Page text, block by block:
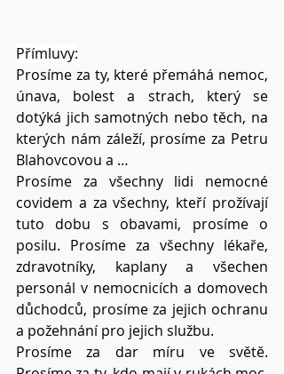
Přímluvy:
Prosíme za ty, které přemáhá nemoc,
únava, bolest a strach, který se
dotýká jich samotných nebo těch, na
kterých nám záleží, prosíme za Petru
Blahovcovou a …
Prosíme za všechny lidi nemocné
covidem a za všechny, kteří prožívají
tuto dobu s obavami, prosíme o
posilu. Prosíme za všechny lékaře,
zdravotníky, kaplany a všechen
personál v nemocnicích a domovech
důchodců, prosíme za jejich ochranu
a požehnání pro jejich službu.
Prosíme za dar míru ve světě.